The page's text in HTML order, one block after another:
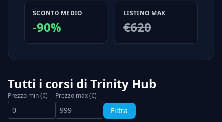
SCONTO MEDIO
-90%
LISTINO MAX
€620
Tutti i corsi di Trinity Hub
Prezzo min (€) Prezzo max (€)
Filtra